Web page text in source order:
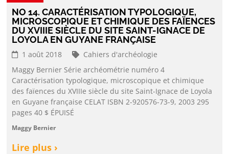
NO 14. CARACTÉRISATION TYPOLOGIQUE,
MICROSCOPIQUE ET CHIMIQUE DES FAÏENCES
DU XVIIIE SIÈCLE DU SITE SAINT-IGNACE DE
LOYOLA EN GUYANE FRANÇAISE
1 août 2018
Cahiers d'archéologie
Maggy Bernier Série archéométrie numéro 4
Caractérisation typologique, microscopique et chimique
des faïences du XVIIIe siècle du site Saint-Ignace de Loyola
en Guyane française CELAT ISBN 2-920576-73-9, 2003 295
pages 40 $ ÉPUISÉ
Maggy Bernier
Lire plus ›